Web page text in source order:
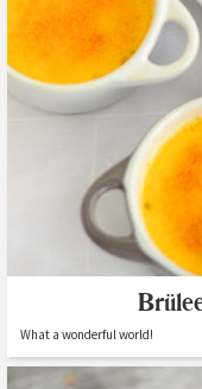
What a wonderful world!